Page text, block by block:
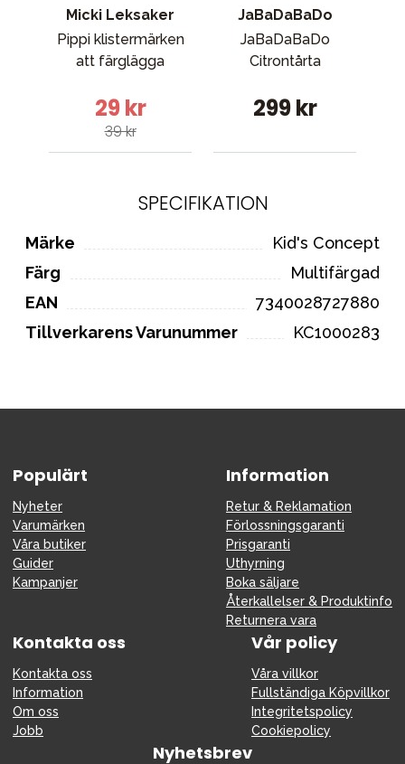
Micki Leksaker
Pippi klistermärken
att färglägga
29 kr
39 kr
JaBaDaBaDo
JaBaDaBaDo
Citrontårta
299 kr
SPECIFIKATION
Märke
Kid's Concept
Färg
Multifärgad
EAN
7340028727880
Tillverkarens Varunummer
KC1000283
Populärt
Nyheter
Varumärken
Våra butiker
Guider
Kampanjer
Information
Retur & Reklamation
Förlossningsgaranti
Prisgaranti
Uthyrning
Boka säljare
Återkallelser & Produktinfo
Returnera vara
Kontakta oss
Kontakta oss
Information
Om oss
Jobb
Vår policy
Våra villkor
Fullständiga Köpvillkor
Integritetspolicy
Cookiepolicy
Nyhetsbrev